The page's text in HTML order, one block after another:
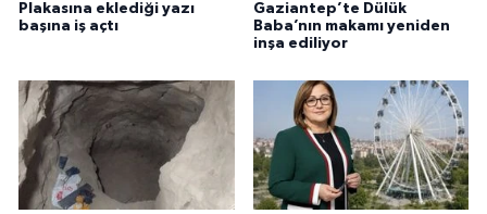
Plakasına eklediği yazı
başına iş açtı
Gaziantep’te Dülük
Baba’nın makamı yeniden
inşa ediliyor